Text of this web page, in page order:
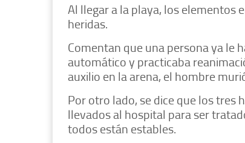
Al llegar a la playa, los elementos
heridas.
Comentan que una persona ya le
automático y practicaba
auxilio en la arena, el hombre
Por otro lado, se dice que los
llevados al hospital para ser
todos están estables.